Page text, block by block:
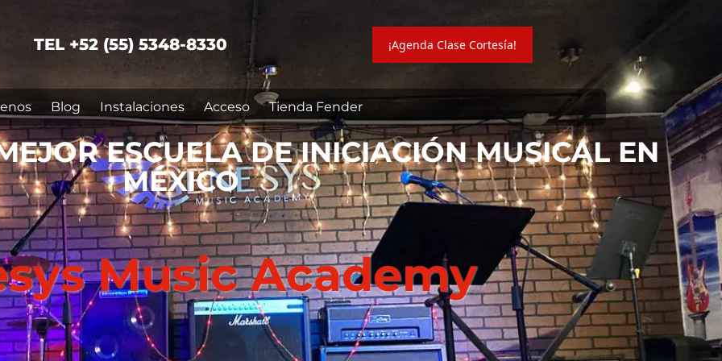
TEL +52 (55) 5348-8330 ¡Agenda Clase Cortesía!
Blog Instalaciones Acceso Tienda Fender
ESCUELA DE INICIACIÓN MUSICAL EN
MÉXICO
Music Academy